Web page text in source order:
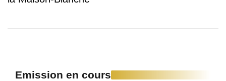
Emission en cours